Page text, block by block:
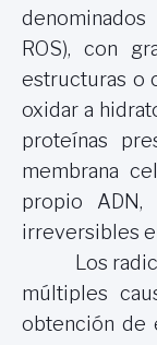
ROS), con
estructuras o
oxidar a
proteínas
membrana
propio ADN,
irreversibles
Los
múltiples
obtención de